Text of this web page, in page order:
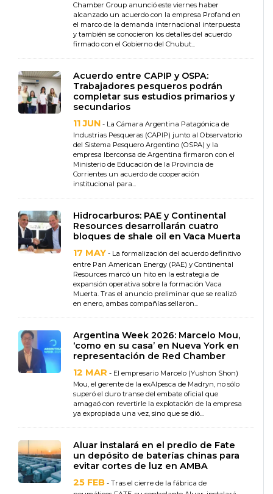
Chamber Group anunció este viernes haber
alcanzado un acuerdo con la empresa Profand en
el marco de la demanda internacional interpuesta
y también se conocieron los detalles del acuerdo
firmado con el Gobierno del Chubut...
Acuerdo entre CAPIP y OSPA:
Trabajadores pesqueros podrán
completar sus estudios primarios y
secundarios
11 JUN - La Cámara Argentina Patagónica de
Industrias Pesqueras (CAPIP) junto al Observatorio
del Sistema Pesquero Argentino (OSPA) y la
empresa Iberconsa de Argentina firmaron con el
Ministerio de Educación de la Provincia de
Corrientes un acuerdo de cooperación
institucional para...
Hidrocarburos: PAE y Continental
Resources desarrollarán cuatro
bloques de shale oil en Vaca Muerta
17 MAY - La formalización del acuerdo definitivo
entre Pan American Energy (PAE) y Continental
Resources marcó un hito en la estrategia de
expansión operativa sobre la formación Vaca
Muerta. Tras el anuncio preliminar que se realizó
en enero, ambas compañías sellaron...
Argentina Week 2026: Marcelo Mou,
‘como en su casa’ en Nueva York en
representación de Red Chamber
12 MAR - El empresario Marcelo (Yushon Shon)
Mou, el gerente de la exAlpesca de Madryn, no sólo
superó el duro transe del embate oficial que
amagaó con revertirle la explotación de la empresa
ya expropiada una vez, sino que se dió...
Aluar instalará en el predio de Fate
un depósito de baterías chinas para
evitar cortes de luz en AMBA
25 FEB - Tras el cierre de la fábrica de